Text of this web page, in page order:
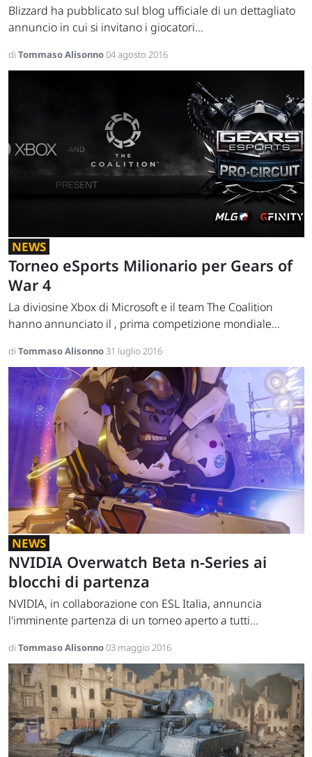
Blizzard ha pubblicato sul blog ufficiale di un dettagliato
annuncio in cui si invitano i giocatori...
di Tommaso Alisonno04 agosto 2016
NEWS
Torneo eSports Milionario per Gears of
War 4
La diviosine Xbox di Microsoft e il team The Coalition
hanno annunciato il , prima competizione mondiale...
di Tommaso Alisonno31 luglio 2016
NEWS
NVIDIA Overwatch Beta n-Series ai
blocchi di partenza
NVIDIA, in collaborazione con ESL Italia, annuncia
l'imminente partenza di un torneo aperto a tutti...
di Tommaso Alisonno03 maggio 2016